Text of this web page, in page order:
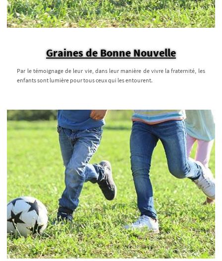
Graines de Bonne Nouvelle
Par le témoignage de leur vie, dans leur manière de vivre la fraternité, les
enfants sont lumière pour tous ceux qui les entourent.